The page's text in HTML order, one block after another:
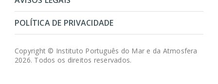
POLÍTICA DE PRIVACIDADE
Copyright © Instituto Português do Mar e da Atmosfera
2026. Todos os direitos reservados.